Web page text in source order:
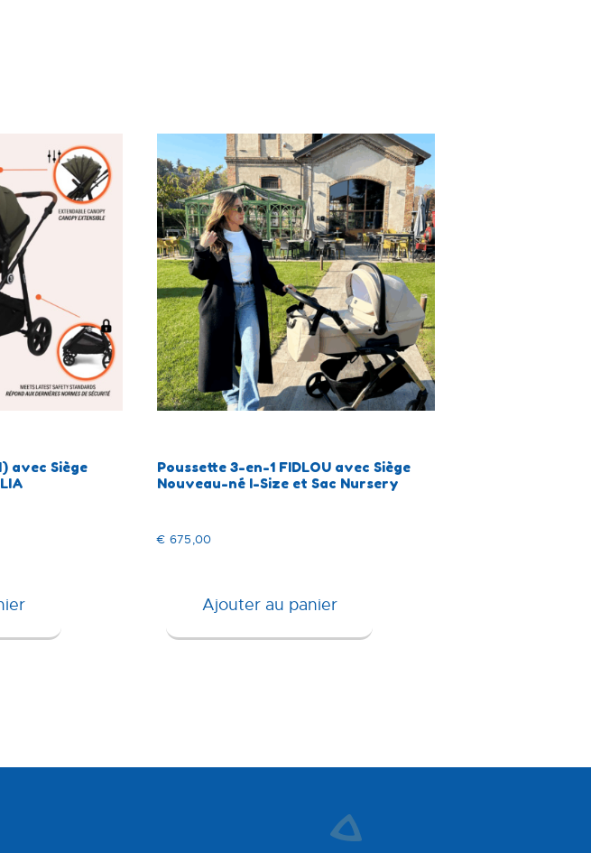
avec Siège
Poussette 3-en-1 FIDLOU avec Siège
Nouveau-né I-Size et Sac Nursery
€ 675,00
Ajouter au panier